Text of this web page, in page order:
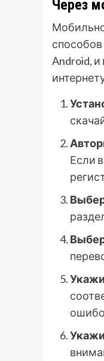
Через
Android,
Если